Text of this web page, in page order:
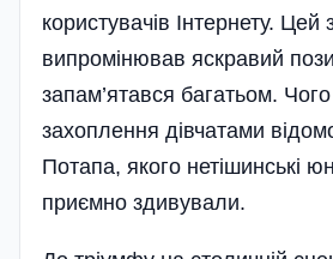
користувачів Інтернету. Цей
випромінював яскравий
запам’ятався багатьом.
захоплення дівчатами
Потапа, якого нетішинські
приємно здивували.